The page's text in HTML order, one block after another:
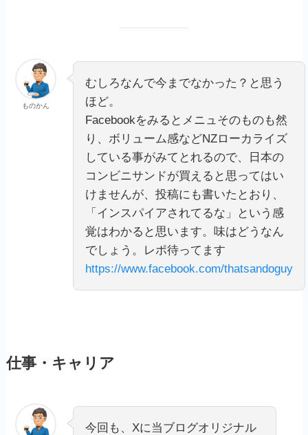
ものかん
むしろなんで今までなかった？と思う
ほど。
Facebookをみるとメニュそのものも然
り、ボリューム感などNZローカライズ
している事がみてとれるので、日本の
コンビニサンドが買えると思ってはい
けませんが、投稿にも書いたとおり、
「インスパイアされてるな」という感
覚はわかると思います。味はどうなん
でしょう。レポ待ってます
https://www.facebook.com/thatsandoguy
仕事・キャリア
今回も、Xに当ブログオリジナル